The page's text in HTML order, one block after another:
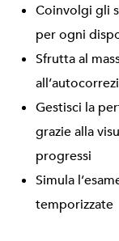
Coinvolgi gli
per ogni
Sfrutta al
Gestisci la
grazie alla
progressi
Simula
temporizzate